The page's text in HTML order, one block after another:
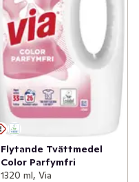
Flytande Tvättmedel
Color Parfymfri
1320 ml, Via